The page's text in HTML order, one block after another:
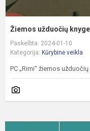
Žiemos užduočių
Paskelbta: 2024-01-10
Kategorija: Kūrybinė veikla
PC „Rimi“ žiemos užduočių